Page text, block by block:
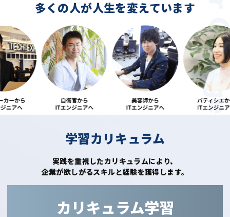
多くの人が人生を変えています
学習カリキュラム
実践を重視したカリキュラムにより、
企業が欲しがるスキルと経験を獲得します。